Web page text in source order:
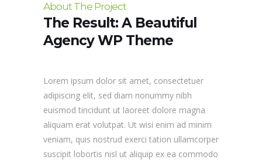
About The Project
The Result: A Beautiful
Agency WP Theme
Lorem ipsum dolor sit amet, consectetuer
adipiscing elit, sed diam nonummy nibh
euismod tincidunt ut laoreet dolore magna
aliquam erat volutpat. Ut wisi enim ad minim
veniam, quis nostrud exerci tation ullamcorper
suscipit lobortis nisl ut aliquip ex ea commodo